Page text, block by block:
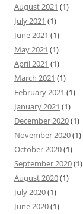
August 2021 (1)
July 2021 (1)
June 2021 (1)
May 2021 (1)
April 2021 (1)
March 2021 (1)
February 2021 (1)
January 2021 (1)
December 2020(1)
November 2020(1)
October 2020(1)
September 2020(1)
August 2020(1)
July 2020(1)
June 2020(1)